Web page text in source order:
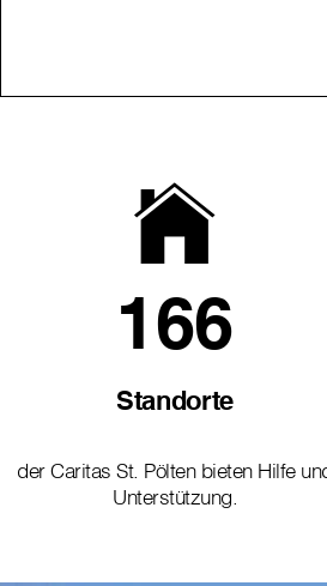
166
Standorte
der Caritas St. Pölten bieten Hilfe
Unterstützung.